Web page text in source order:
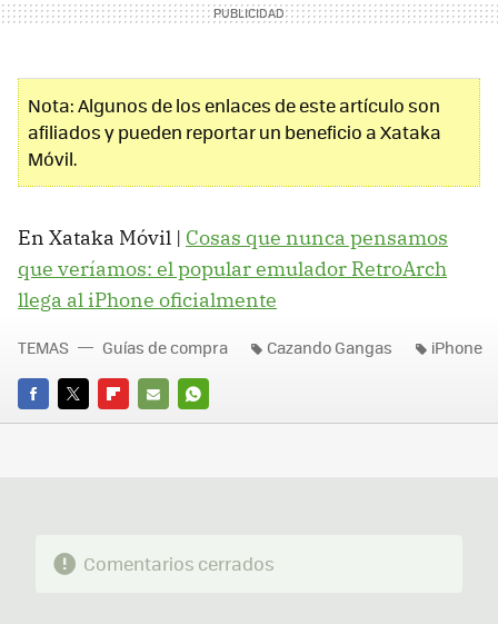
Nota: Algunos de los enlaces de este artículo son
afiliados y pueden reportar un beneficio a Xataka
Móvil.
En Xataka Móvil | Cosas que nunca pensamos
que veríamos: el popular emulador RetroArch
llega al iPhone oficialmente
FACEBOOK
TWITTERFLIPBOARD
E-
WHATSAPP
TEMAS Guías de compra Cazando Gangas iPhone
Comentarios cerrados